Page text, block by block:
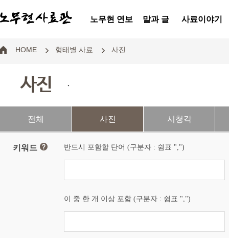
노무현 연보 말과 글 사료이야기
HOME 형태별 사료 사진
사진 .
전체 사진 시청각
키워드 반드시 포함할 단어 (구분자 : 쉼표 ",")
이 중 한 개 이상 포함 (구분자 : 쉼표 ",")